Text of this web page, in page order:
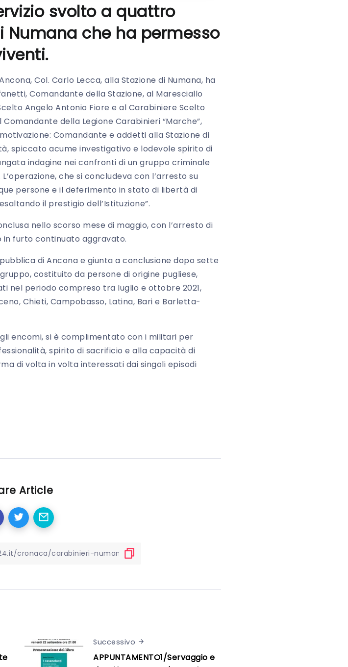
svolto a quattro
che ha permesso
Col. Carlo Lecca, alla Stazione di Numana, ha
Comandante della Stazione, al Maresciallo
Angelo Antonio Fiore e al Carabiniere Scelto
della Legione Carabinieri “Marche”,
Comandante e addetti alla Stazione di
spiccato acume investigativo e lodevole spirito di
indagine nei confronti di un gruppo criminale
che si concludeva con l’arresto su
persone e il deferimento in stato di libertà di
il prestigio dell’Istituzione”.
nello scorso mese di maggio, con l’arresto di
furto continuato aggravato.
di Ancona e giunta a conclusione dopo sette
costituito da persone di origine pugliese,
nel periodo compreso tra luglio e ottobre 2021,
Chieti, Campobasso, Latina, Bari e Barletta-
encomi, si è complimentato con i militari per
spirito di sacrificio e alla capacità di
di volta in volta interessati dai singoli episodi
Article
Successivo
APPUNTAMENTO1/Servaggio e